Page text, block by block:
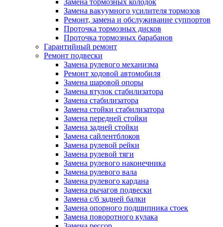
Замена тормозных колодок
Замена вакуумного усилителя тормозов
Ремонт, замена и обслуживание суппортов
Проточка тормозных дисков
Проточка тормозных барабанов
Гарантийный ремонт
Ремонт подвески
Замена рулевого механизма
Ремонт ходовой автомобиля
Замена шаровой опоры
Замена втулок стабилизатора
Замена стабилизатора
Замена стойки стабилизатора
Замена передней стойки
Замена задней стойки
Замена сайлентблоков
Замена рулевой рейки
Замена рулевой тяги
Замена рулевого наконечника
Замена рулевого вала
Замена рулевого кардана
Замена рычагов подвески
Замена с/б задней балки
Замена опорного подшипника стоек
Замена поворотного кулака